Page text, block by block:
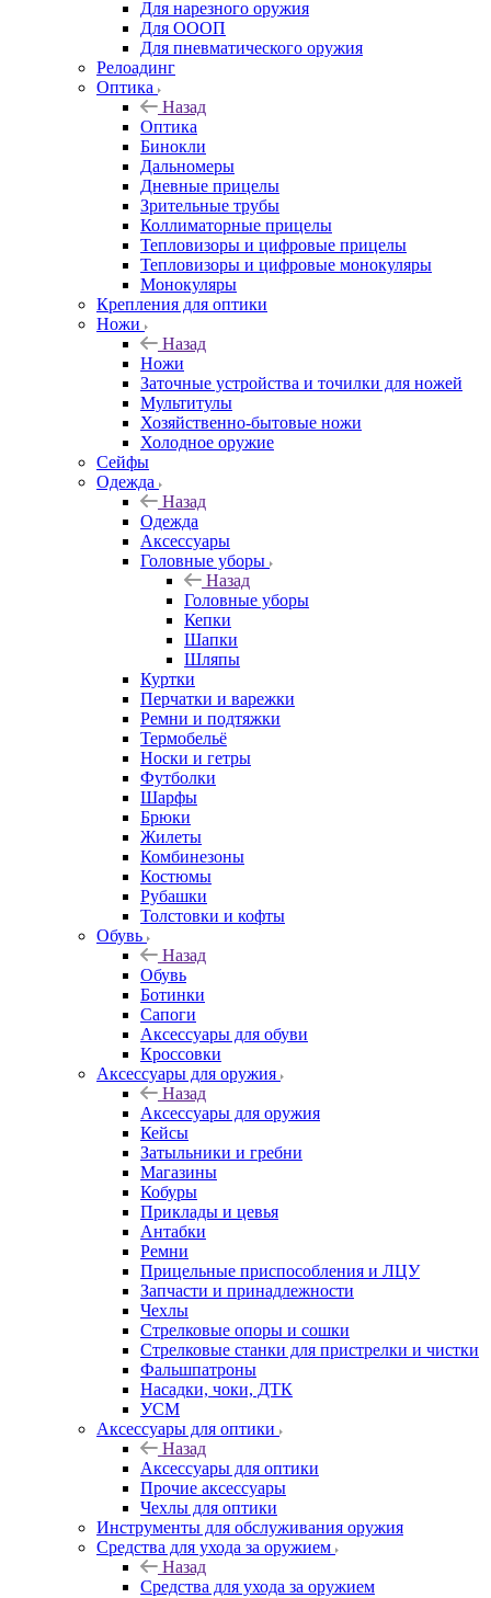
Для нарезного оружия
Для ОООП
Для пневматического оружия
Релоадинг
Оптика
Назад
Оптика
Бинокли
Дальномеры
Дневные прицелы
Зрительные трубы
Коллиматорные прицелы
Тепловизоры и цифровые прицелы
Тепловизоры и цифровые монокуляры
Монокуляры
Крепления для оптики
Ножи
Назад
Ножи
Заточные устройства и точилки для ножей
Мультитулы
Хозяйственно-бытовые ножи
Холодное оружие
Сейфы
Одежда
Назад
Одежда
Аксессуары
Головные уборы
Назад
Головные уборы
Кепки
Шапки
Шляпы
Куртки
Перчатки и варежки
Ремни и подтяжки
Термобельё
Носки и гетры
Футболки
Шарфы
Брюки
Жилеты
Комбинезоны
Костюмы
Рубашки
Толстовки и кофты
Обувь
Назад
Обувь
Ботинки
Сапоги
Аксессуары для обуви
Кроссовки
Аксессуары для оружия
Назад
Аксессуары для оружия
Кейсы
Затыльники и гребни
Магазины
Кобуры
Приклады и цевья
Антабки
Ремни
Прицельные приспособления и ЛЦУ
Запчасти и принадлежности
Чехлы
Стрелковые опоры и сошки
Стрелковые станки для пристрелки и чистки
Фальшпатроны
Насадки, чоки, ДТК
УСМ
Аксессуары для оптики
Назад
Аксессуары для оптики
Прочие аксессуары
Чехлы для оптики
Инструменты для обслуживания оружия
Средства для ухода за оружием
Назад
Средства для ухода за оружием